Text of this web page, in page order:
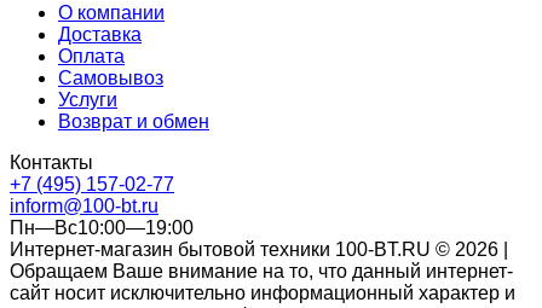
О компании
Доставка
Оплата
Самовывоз
Услуги
Возврат и обмен
Контакты
+7 (495) 157-02-77
inform@100-bt.ru
Пн—Вс10:00—19:00
Интернет-магазин бытовой техники 100-BT.RU © 2026 |
Обращаем Ваше внимание на то, что данный интернет-
сайт носит исключительно информационный характер и